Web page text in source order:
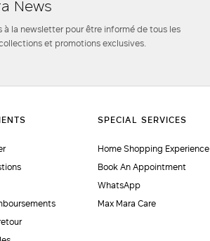
News
à la newsletter pour être informé de tous les
et promotions exclusives.
Home Shopping Experience
Book An Appointment
WhatsApp
Max Mara Care